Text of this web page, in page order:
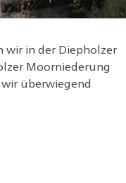
wir in der Diepholzer
Moorniederung
überwiegend